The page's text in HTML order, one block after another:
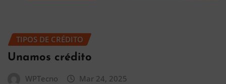
TIPOS DE CRÉDITO
Unamos crédito
WPTecno Mar 24, 2025